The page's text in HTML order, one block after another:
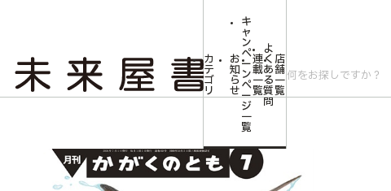
カ
テ
ゴ
リ
お
知
ら
せ
キ
ャ
ン
ペ
ー
ン
ペ
ー
ジ
一
覧
連
載
一
覧
よ
く
あ
る
質
問
店
舗
一
覧
さかなの くち(かがくのとも) 2026年7月号